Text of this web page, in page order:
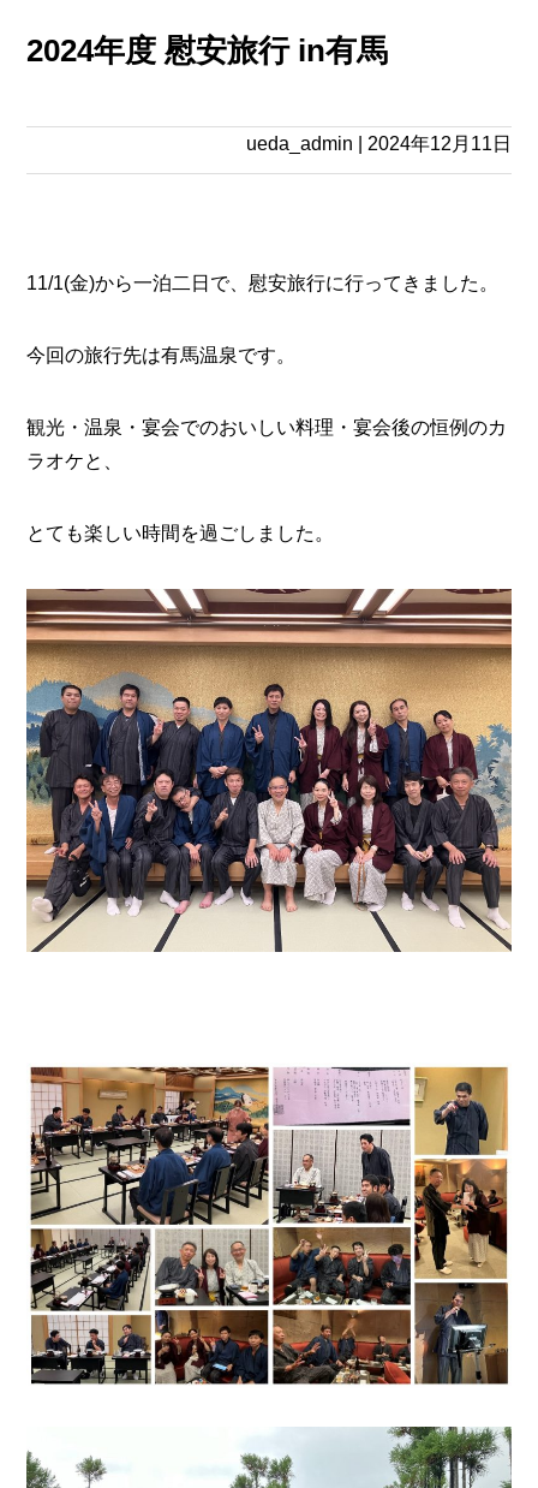
2024年度 慰安旅行 in有馬
ueda_admin 2024年12月11日
11/1(金)から一泊二日で、慰安旅行に行ってきました。
今回の旅行先は有馬温泉です。
観光・温泉・宴会でのおいしい料理・宴会後の恒例のカ
ラオケと、
とても楽しい時間を過ごしました。